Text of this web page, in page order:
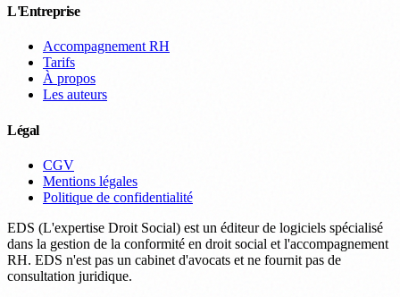
L'Entreprise
Accompagnement RH
Tarifs
À propos
Les auteurs
Légal
CGV
Mentions légales
Politique de confidentialité
EDS (L'expertise Droit Social) est un éditeur de logiciels spécialisé
dans la gestion de la conformité en droit social et l'accompagnement
RH. EDS n'est pas un cabinet d'avocats et ne fournit pas de
consultation juridique.